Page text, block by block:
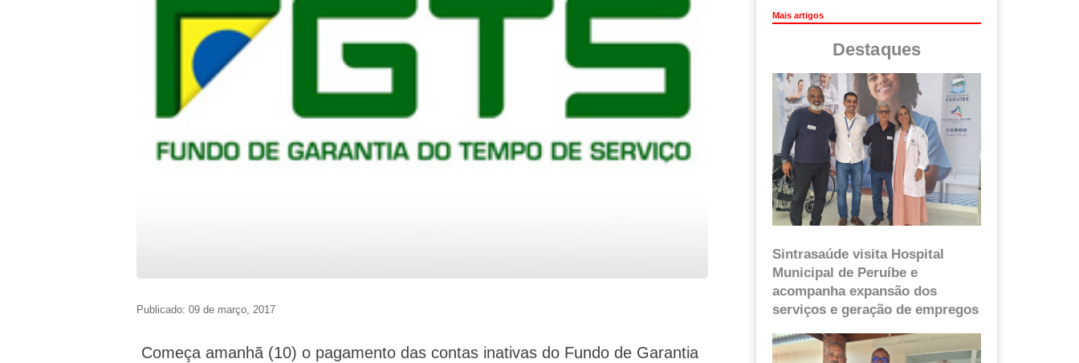
Publicado: 09 de março, 2017
Começa amanhã (10) o pagamento das contas inativas do Fundo de Garantia
Mais artigos
Destaques
Sintrasaúde visita Hospital
Municipal de Peruíbe e
acompanha expansão dos
serviços e geração de empregos